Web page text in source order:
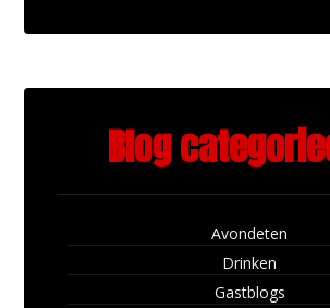
Blog
Avondeten
Drinken
Gastblogs